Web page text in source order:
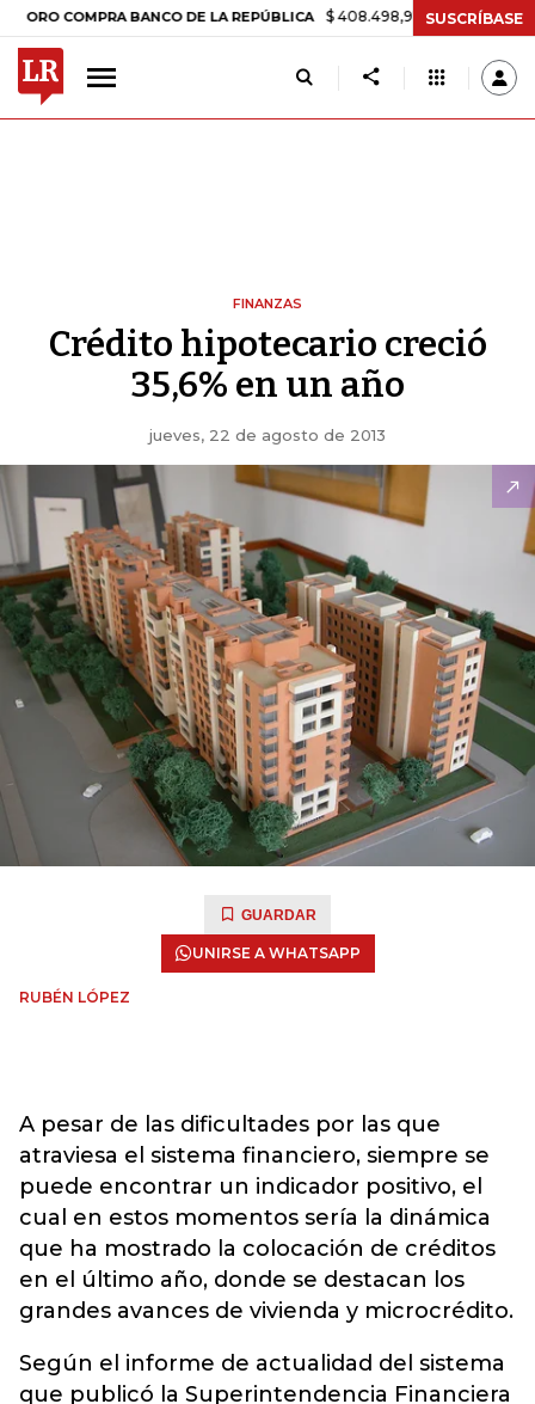
BANCO DE LA REPÚBLICA $ 408.498,97 +$ 8.753,81 +2,19%
SUSCRÍBASE
FINANZAS
Crédito hipotecario creció
35,6% en un año
jueves, 22 de agosto de 2013
GUARDAR
UNIRSE A WHATSAPP
RUBÉN LÓPEZ
A pesar de las dificultades por las que
atraviesa el sistema financiero, siempre se
puede encontrar un indicador positivo, el
cual en estos momentos sería la dinámica
que ha mostrado la colocación de créditos
en el último año, donde se destacan los
grandes avances de vivienda y microcrédito.
Según el informe de actualidad del sistema
que publicó la Superintendencia Financiera